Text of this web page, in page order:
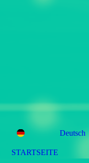
Deutsch
STARTSEITE